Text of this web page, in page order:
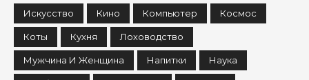
Искусство Кино Компьютер Космос
Коты Кухня Лоховодство
Мужчина И Женщина Напитки Наука